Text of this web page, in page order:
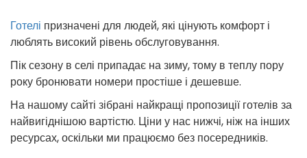
Готелі призначені для людей, які цінують комфорт і
люблять високий рівень обслуговування.
Пік сезону в селі припадає на зиму, тому в теплу пору
року бронювати номери простіше і дешевше.
На нашому сайті зібрані найкращі пропозиції готелів за
найвигіднішою вартістю. Ціни у нас нижчі, ніж на інших
ресурсах, оскільки ми працюємо без посередників.